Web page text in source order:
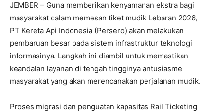
JEMBER – Guna memberikan kenyamanan ekstra bagi
masyarakat dalam memesan tiket mudik Lebaran 2026,
PT Kereta Api Indonesia (Persero) akan melakukan
pembaruan besar pada sistem infrastruktur teknologi
informasinya. Langkah ini diambil untuk memastikan
keandalan layanan di tengah tingginya antusiasme
masyarakat yang akan merencanakan perjalanan mudik.
Proses migrasi dan penguatan kapasitas Rail Ticketing